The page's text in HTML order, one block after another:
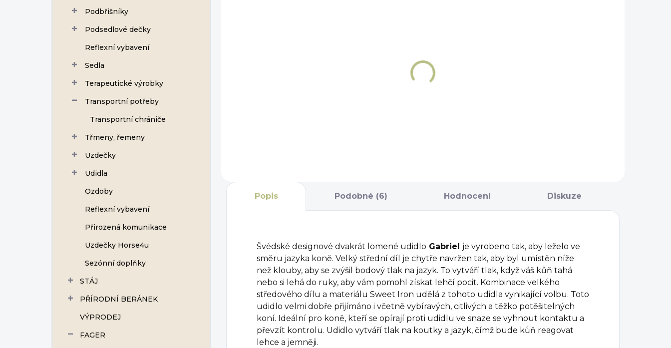
Podbřišníky
Podsedlové dečky
Reflexní vybavení
Sedla
Terapeutické výrobky
Transportní potřeby
Transportní chrániče
Třmeny, řemeny
Uzdečky
Udidla
Ozdoby
Reflexní vybavení
Přirozená komunikace
Uzdečky Horse4u
Sezónní doplňky
STÁJ
PŘÍRODNÍ BERÁNEK
VÝPRODEJ
FAGER
Popis Podobné (6) Hodnocení Diskuze
Švédské designové dvakrát lomené udidlo Gabriel je vyrobeno tak, aby leželo ve
směru jazyka koně. Velký střední díl je chytře navržen tak, aby byl umístěn níže
než klouby, aby se zvýšil bodový tlak na jazyk. To vytváří tlak, když váš kůň tahá
nebo si lehá do ruky, aby vám pomohl získat lehčí pocit. Kombinace velkého
středového dílu a materiálu Sweet Iron udělá z tohoto udidla vynikající volbu. Toto
udidlo velmi dobře přijímáno i včetně vybíravých, citlivých a těžko potěšitelných
koní. Ideální pro koně, kteří se opírají proti udidlu ve snaze se vyhnout kontaktu a
převzít kontrolu. Udidlo vytváří tlak na koutky a jazyk, čímž bude kůň reagovat
lehce a jemněji.